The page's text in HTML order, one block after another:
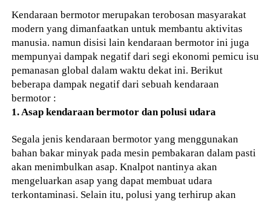
Kendaraan bermotor merupakan terobosan masyarakat
modern yang dimanfaatkan untuk membantu aktivitas
manusia. namun disisi lain kendaraan bermotor ini juga
mempunyai dampak negatif dari segi ekonomi pemicu isu
pemanasan global dalam waktu dekat ini. Berikut
beberapa dampak negatif dari sebuah kendaraan
bermotor :
1. Asap kendaraan bermotor dan polusi udara
Segala jenis kendaraan bermotor yang menggunakan
bahan bakar minyak pada mesin pembakaran dalam pasti
akan menimbulkan asap. Knalpot nantinya akan
mengeluarkan asap yang dapat membuat udara
terkontaminasi. Selain itu, polusi yang terhirup akan